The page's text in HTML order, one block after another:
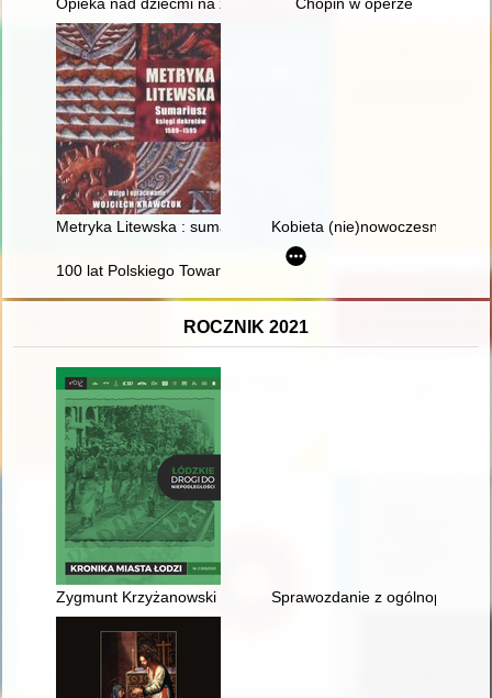
Metryka Litewska : sumariusz księgi dekretów 1589-1595 :
Kobieta (nie)nowoczesna :
100 lat Polskiego Towarzystwa Teologicznego 1924-2024 :
ROCZNIK 2021
Zygmunt Krzyżanowski : żyłem walczyłem 1902-1920
Sprawozdanie z